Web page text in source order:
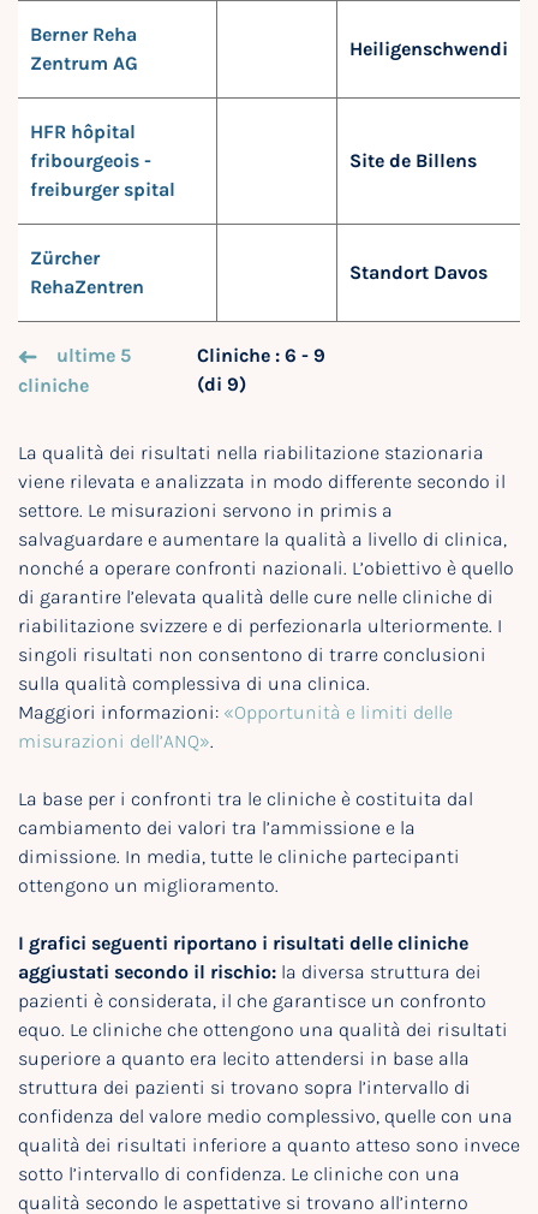
Berner Reha
Zentrum AG
Heiligenschwendi
HFR hôpital
fribourgeois -
freiburger spital
Site de Billens
Zürcher
RehaZentren
Standort Davos
ultime 5
cliniche
Cliniche : 6 - 9
(di 9)
La qualità dei risultati nella riabilitazione stazionaria
viene rilevata e analizzata in modo differente secondo il
settore. Le misurazioni servono in primis a
salvaguardare e aumentare la qualità a livello di clinica,
nonché a operare confronti nazionali. L’obiettivo è quello
di garantire l’elevata qualità delle cure nelle cliniche di
riabilitazione svizzere e di perfezionarla ulteriormente. I
singoli risultati non consentono di trarre conclusioni
sulla qualità complessiva di una clinica.
Maggiori informazioni: «Opportunità e limiti delle
misurazioni dell’ANQ».
La base per i confronti tra le cliniche è costituita dal
cambiamento dei valori tra l’ammissione e la
dimissione. In media, tutte le cliniche partecipanti
ottengono un miglioramento.
I grafici seguenti riportano i risultati delle cliniche
aggiustati secondo il rischio: la diversa struttura dei
pazienti è considerata, il che garantisce un confronto
equo. Le cliniche che ottengono una qualità dei risultati
superiore a quanto era lecito attendersi in base alla
struttura dei pazienti si trovano sopra l’intervallo di
confidenza del valore medio complessivo, quelle con una
qualità dei risultati inferiore a quanto atteso sono invece
sotto l’intervallo di confidenza. Le cliniche con una
qualità secondo le aspettative si trovano all’interno